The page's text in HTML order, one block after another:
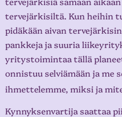
tervejärkisiltä. Kun heihin
pidäkään aivan
pankkeja ja suuria
yritystoimintaa tällä
onnistuu selviämään ja me
ihmettelemme, miksi ja
Kynnyksenvartija saattaa